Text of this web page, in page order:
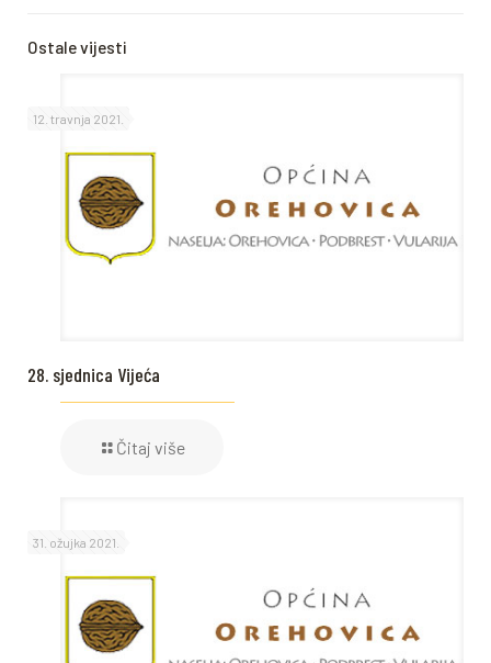
Ostale vijesti
12. travnja 2021.
28. sjednica Vijeća
Čitaj više
31. ožujka 2021.